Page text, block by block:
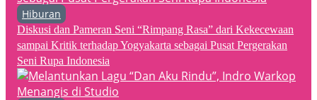
Hiburan
Diskusi dan Pameran Seni “Rimpang Rasa” dari Kekecewaan
sampai Kritik terhadap Yogyakarta sebagai Pusat Pergerakan
Seni Rupa Indonesia